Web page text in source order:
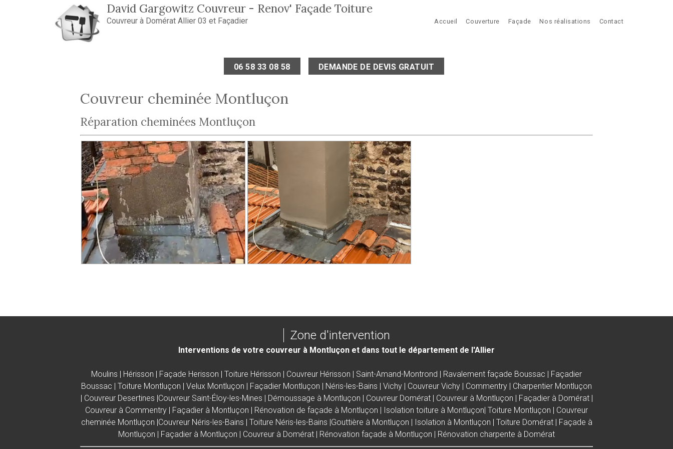
Aller au contenu principal David Gargowitz Couvreur - Renov' Façade Toiture
Couvreur à Domérat Allier 03 et Façadier Accueil Couverture Façade Nos réalisations Contact
06 58 33 08 58 DEMANDE DE DEVIS GRATUIT
Couvreur cheminée Montluçon
Réparation cheminées Montluçon
Zone d'intervention
Interventions de votre couvreur à Montluçon et dans tout le département de l'Allier
Moulins | Hérisson | Façade Herisson | Toiture Hérisson | Couvreur Hérisson | Saint-Amand-Montrond | Ravalement façade Boussac | Façadier
Boussac | Toiture Montluçon | Velux Montluçon | Façadier Montluçon | Néris-les-Bains | Vichy | Couvreur Vichy | Commentry | Charpentier Montluçon
| Couvreur Desertines |Couvreur Saint-Éloy-les-Mines | Démoussage à Montluçon | Couvreur Domérat| Couvreur à Montluçon | Façadier à Domérat|
Couvreur à Commentry | Façadier à Montluçon | Rénovation de façade à Montluçon | Isolation toiture à Montluçon| Toiture Montluçon | Couvreur
cheminée Montluçon |Couvreur Néris-les-Bains | Toiture Néris-les-Bains |Gouttière à Montluçon | Isolation à Montluçon | Toiture Domérat | Façade à
Montluçon | Façadier à Montluçon | Couvreur à Domérat | Rénovation façade à Montluçon | Rénovation charpente à Domérat